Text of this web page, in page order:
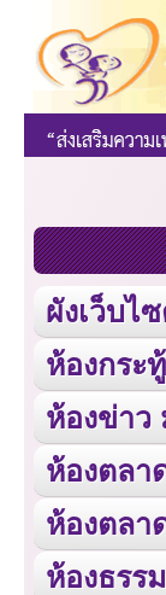
ผังเว็บไ
ห้องกระทู้
ห้องข่าว
ห้องตลา
ห้องตล
ห้องธรร